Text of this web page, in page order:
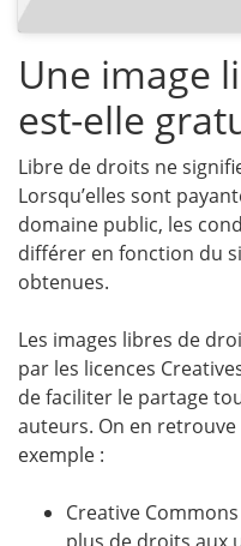
Une image
est-elle
Libre de droits ne
Lorsqu’elles sont
domaine public, les
différer en fonction du
obtenues.
Les images libres de
par les licences
de faciliter le partage
auteurs. On en
exemple :
Creative